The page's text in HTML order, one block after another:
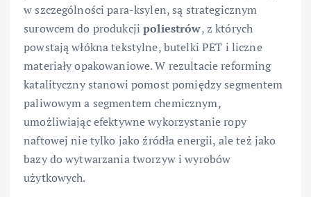
w szczególności para-ksylen, są strategicznym
surowcem do produkcjipoliestrów, z których
powstają włókna tekstylne, butelki PET i liczne
materiały opakowaniowe. W rezultacie reforming
katalityczny stanowi pomost pomiędzy segmentem
paliwowym a segmentem chemicznym,
umożliwiając efektywne wykorzystanie ropy
naftowej nie tylko jako źródła energii, ale też jako
bazy do wytwarzania tworzyw i wyrobów
użytkowych.